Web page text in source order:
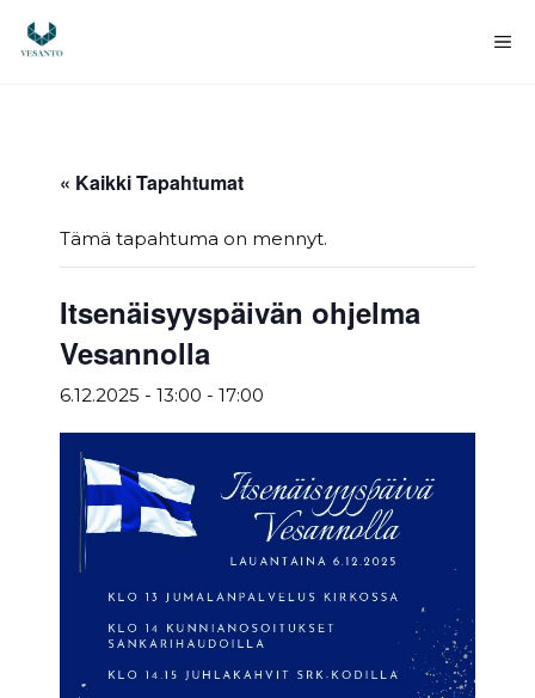
sisältöön
« Kaikki Tapahtumat
Tämä tapahtuma on mennyt.
Itsenäisyyspäivän ohjelma
Vesannolla
6.12.2025 - 13:00 - 17:00